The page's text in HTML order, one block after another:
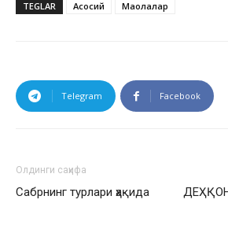
TEGLAR Асосий Мақолалар
Telegram Facebook
Олдинги саҳифа
Сабрнинг турлари ҳақида